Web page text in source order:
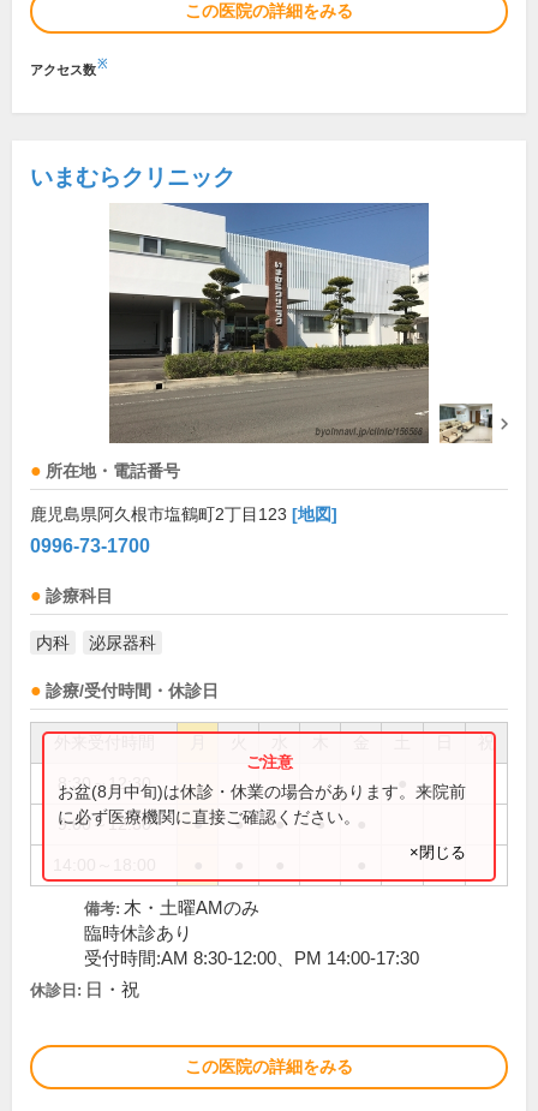
この医院の詳細をみる
アクセス数※
いまむらクリニック
所在地・電話番号
鹿児島県阿久根市塩鶴町2丁目123 [地図]
0996-73-1700
診療科目
内科 泌尿器科
診療/受付時間・休診日
祝
8:30～12:30
9:00～12:30 ● ● ● ●
お盆(8月中旬)は休診・休業の場合があります。来院前
に必ず医療機関に直接ご確認ください。
×閉じる
備考: 木・土曜AMのみ
臨時休診あり
受付時間:AM 8:30-12:00、PM 14:00-17:30
休診日: 日・祝
この医院の詳細をみる